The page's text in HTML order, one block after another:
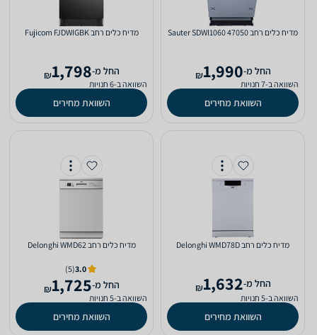
מדיח כלים ‏רחב Sauter SDWI1060 47050
‫החל מ-1,990
₪
השוואה ב-7 חנויות
השוואת מחירים
מדיח כלים ‏רחב Fujicom FJDWIGBK
‫החל מ-1,798
₪
השוואה ב-6 חנויות
השוואת מחירים
מדיח כלים ‏רחב Delonghi WMD78D
‫החל מ-1,632
₪
השוואה ב-5 חנויות
השוואת מחירים
מדיח כלים ‏רחב Delonghi WMD62
3.0
(5)
‫החל מ-1,725
₪
השוואה ב-5 חנויות
השוואת מחירים